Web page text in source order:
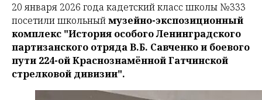
20 января 2026 года кадетский класс школы №333
посетили школьныймузейно-экспозиционный
комплекс "История особого Ленинградского
партизанского отряда В.Б. Савченко и боевого
пути 224-ой Краснознамённой Гатчинской
стрелковой дивизии".